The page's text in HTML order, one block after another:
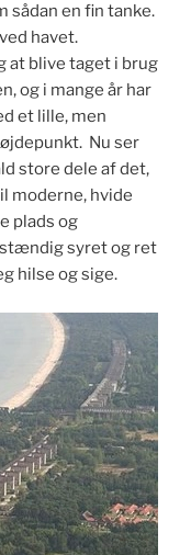
sådan en fin tanke.
havet.
at blive taget i brug
og i mange år har
et lille, men
Nu ser
store dele af det,
moderne, hvide
plads og
syret og ret
hilse og sige.